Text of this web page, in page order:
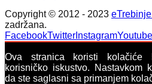
Copyright © 2012 - 2023
zadržana.
FacebookTwitter InstagramYoutube
Ova stranica koristi
korisničko iskustvo. Nastavkom
da ste saglasni sa primanjem